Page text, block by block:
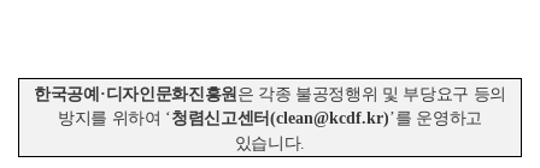
한국공예 ·디자인문화진흥원 은 각종 불공정행위 및 부당요구 등의
방지를 위하여 ‘청렴신고센터(clean@kcdf.kr)’를 운영하고
있습니다.